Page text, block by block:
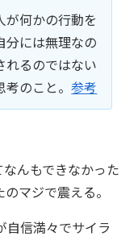
が何かの行動を
分には無理なの
れるのではない
考のこと。参考
んもできなかった
マジで震える。
自信満々でサイラ